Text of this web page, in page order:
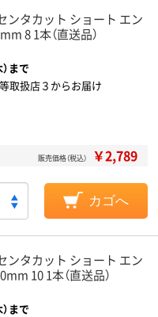
ンタカット ショート エン
8 1本（直送品）
まで
取扱店３からお届け
販売価格（税込） ￥2,789
カゴへ
ンタカット ショート エン
10 1本（直送品）
まで